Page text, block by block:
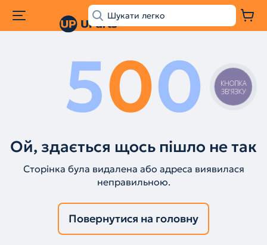
500
Ой, здається щось пішло не так
Сторінка була видалена або адреса виявилася
неправильною.
Повернутися на головну
КНОПКА
ЗВ'ЯЗКУ